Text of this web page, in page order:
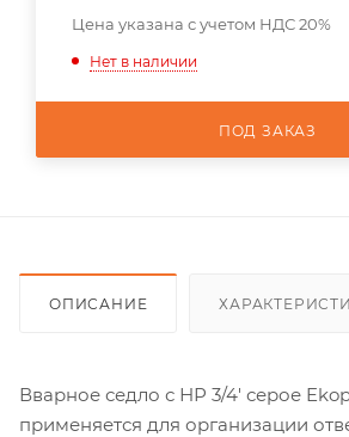
Цена указана с учетом НДС 20%
Нет в наличии
ПОД ЗАКАЗ
ОПИСАНИЕ
Вварное седло с НР 3/4' серое
применяется для организации